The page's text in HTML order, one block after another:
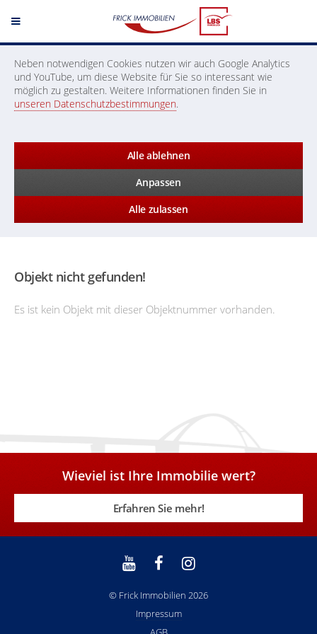
Neben notwendigen Cookies nutzen wir auch Google Analytics
und YouTube, um diese Website für Sie so interessant wie
möglich zu gestalten. Weitere Informationen finden Sie in
unseren Datenschutzbestimmungen.
Alle ablehnen
Anpassen
Alle zulassen
Objekt nicht gefunden!
Es ist kein Objekt mit dieser Objektnummer vorhanden.
Wieviel ist Ihre Immobilie wert?
Erfahren Sie mehr!
© Frick Immobilien 2026
Impressum